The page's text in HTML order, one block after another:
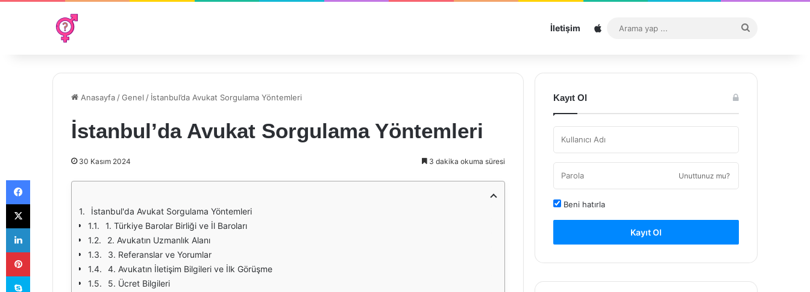
İletişim Sitemap
...
Anasayfa /Genel / İstanbul’da Avukat Sorgulama Yöntemleri
İstanbul’da Avukat Sorgulama Yöntemleri
30 Kasım 2024 3 dakika okuma süresi
İstanbul'da Avukat Sorgulama Yöntemleri
1. Türkiye Barolar Birliği ve İl Baroları
2. Avukatın Uzmanlık Alanı
3. Referanslar ve Yorumlar
4. Avukatın İletişim Bilgileri ve İlk Görüşme
5. Ücret Bilgileri
Kayıt Ol
Unuttunuz mu?
Beni hatırla
Kayıt Ol
Facebook
X
LinkedIn
Pinterest
Skype